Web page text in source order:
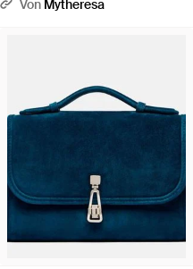
Von Mytheresa